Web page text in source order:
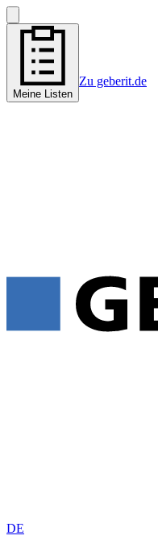
Meine Listen
Zu geberit.de
DE